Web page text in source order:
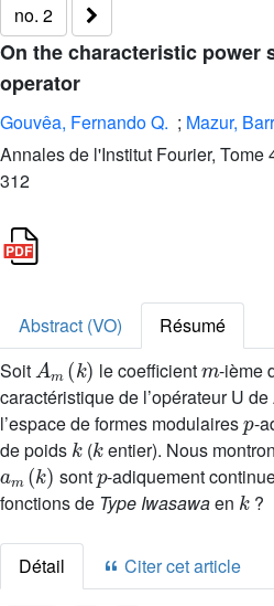
no. 2
On the characteristic power
operator
Gouvêa, Fernando Q. ; Mazur,
Annales de l'Institut Fourier, Tome
312
Abstract (VO)
Résumé
Soit
Am(k)
le coefficient
-ième
caractéristique de l’opérateur U
l’espace de formes modulaires
p
-
de poids
k
(
k
entier). Nous
am(k)
sont
p
-adiquement
fonctions de Type Iwasawaen
k
?
Détail Citer cet article